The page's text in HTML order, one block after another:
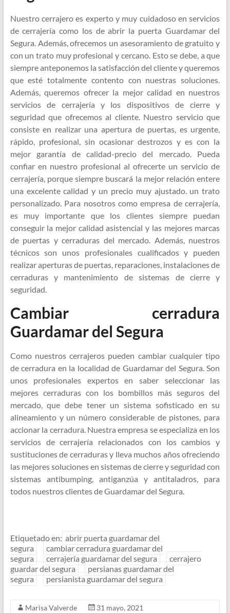
Nuestro cerrajero es experto y muy cuidadoso en servicios
de cerrajería como los de abrir la puerta Guardamar del
Segura. Además, ofrecemos un asesoramiento de gratuito y
con un trato muy profesional y cercano. Esto se debe, a que
siempre anteponemos la satisfacción del cliente y queremos
que esté totalmente contento con nuestras soluciones.
Además, queremos ofrecer la mejor calidad en nuestros
servicios de cerrajería y los dispositivos de cierre y
seguridad que ofrecemos al cliente. Nuestro servicio que
consiste en realizar una apertura de puertas, es urgente,
rápido, profesional, sin ocasionar destrozos y es con la
mejor garantía de calidad-precio del mercado. Pueda
confiar en nuestro profesional al ofrecerte un servicio de
cerrajería, porque siempre buscará la mejor relación entere
una excelente calidad y un precio muy ajustado. un trato
personalizado. Para nosotros como empresa de cerrajería,
es muy importante que los clientes siempre puedan
conseguir la mejor calidad asistencial y las mejores marcas
de puertas y cerraduras del mercado. Además, nuestros
técnicos son unos profesionales cualificados y pueden
realizar aperturas de puertas, reparaciones, instalaciones de
cerraduras y mantenimiento de sistemas de cierre y
seguridad.
Cambiar cerradura
Guardamar del Segura
Como nuestros cerrajeros pueden cambiar cualquier tipo
de cerradura en la localidad de Guardamar del Segura. Son
unos profesionales expertos en saber seleccionar las
mejores cerraduras con los bombillos más seguros del
mercado, que debe tener un sistema sofisticado en su
alineamiento y un número considerable de pistones, para
accionar la cerradura. Nuestra empresa se especializa en los
servicios de cerrajería relacionados con los cambios y
sustituciones de cerraduras y lleva muchos años ofreciendo
las mejores soluciones en sistemas de cierre y seguridad con
sistemas antibumping, antiganzúa y antitaladros, para
todos nuestros clientes de Guardamar del Segura.
Etiquetado en: abrir puerta guardamar del
segura
cambiar cerradura guardamar del
segura
cerrajería guardamar del segura
cerrajero
guardar del segura
persianas guardamar del
segura
persianista guardamar del segura
Marisa Valverde
31 mayo, 2021